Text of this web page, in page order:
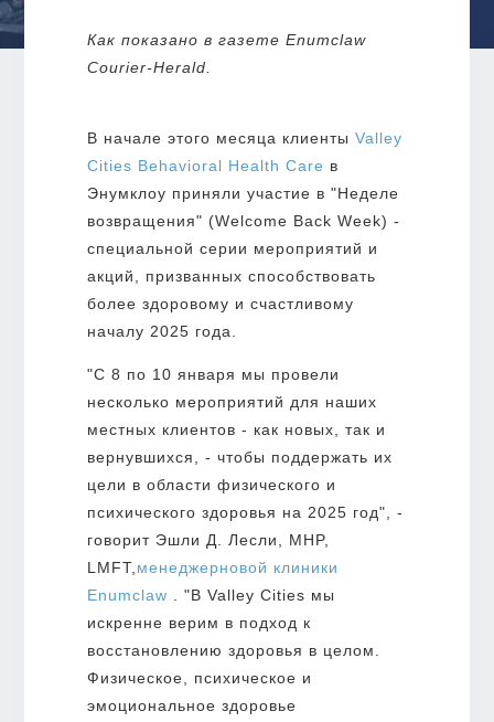
Как показано в газете Enumclaw
Courier-Herald.
В начале этого месяца клиенты Valley
Cities Behavioral Health Care в
Энумклоу приняли участие в "Неделе
возвращения" (Welcome Back Week) -
специальной серии мероприятий и
акций, призванных способствовать
более здоровому и счастливому
началу 2025 года.
"С 8 по 10 января мы провели
несколько мероприятий для наших
местных клиентов - как новых, так и
вернувшихся, - чтобы поддержать их
цели в области физического и
психического здоровья на 2025 год", -
говорит Эшли Д. Лесли, MHP,
LMFT, менеджерновой клиники
Enumclaw
. "В Valley Cities мы
искренне верим в подход к
восстановлению здоровья в целом.
Физическое, психическое и
эмоциональное здоровье